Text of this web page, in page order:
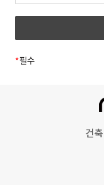
1. 회사는 본 약관의 내
성명, 사업자등록번호,
등을 회원이 쉽게 확인
통하여 볼 수 있도록 합
『전자금융거래법』,
및 정보보호 등에 관한
3. 회사가 약관을 개정
전일까지 사이트의 초
밖의 방법으로 통지합
*필수
건